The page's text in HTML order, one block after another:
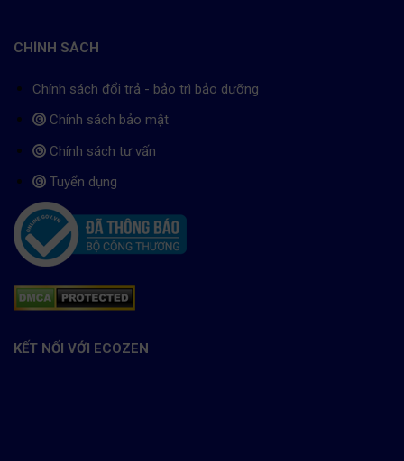
CHÍNH SÁCH
Chính sách đổi trả - bảo trì bảo dưỡng
Chính sách bảo mật
Chính sách tư vấn
Tuyển dụng
KẾT NỐI VỚI ECOZEN